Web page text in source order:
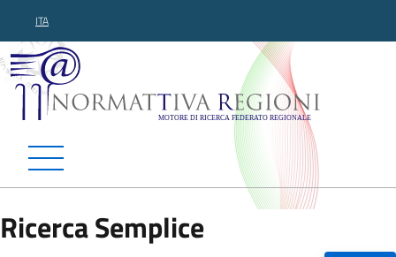
ITA
Normattiva Regioni -
Ricerca Semplice